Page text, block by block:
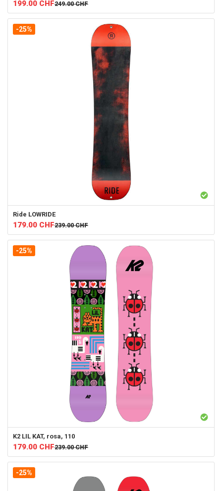
199.00 CHF249.00 CHF
-25%
Ride LOWRIDE
179.00 CHF239.00 CHF
-25%
K2 LIL KAT, rosa, 110
179.00 CHF239.00 CHF
-25%